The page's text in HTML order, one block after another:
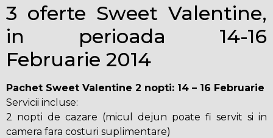
3 oferte Sweet Valentine,
in perioada 14-16
Februarie 2014
Pachet Sweet Valentine 2 nopti: 14 – 16 Februarie
Servicii incluse:
2 nopti de cazare (micul dejun poate fi servit si in
camera fara costuri suplimentare)